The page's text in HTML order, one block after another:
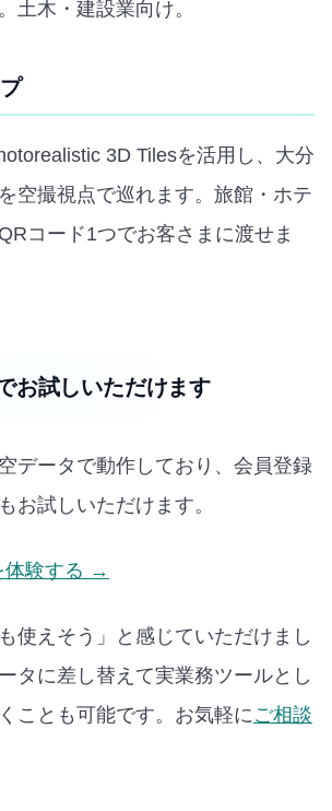
土木・建設業向け。
3D Tilesを活用し、大分
空撮視点で巡れます。旅館・ホテ
コード1つでお客さまに渡せま
お試しいただけます
データで動作しており、会員登録
お試しいただけます。
体験する →
使えそう」と感じていただけまし
タに差し替えて実業務ツールとし
ことも可能です。お気軽にご相談